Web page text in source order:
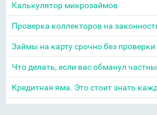
Калькулятор микрозаймов
Проверка коллекторов на
Займы на карту срочно без
Что делать, если вас обманул
Кредитная яма. Это стоит знать